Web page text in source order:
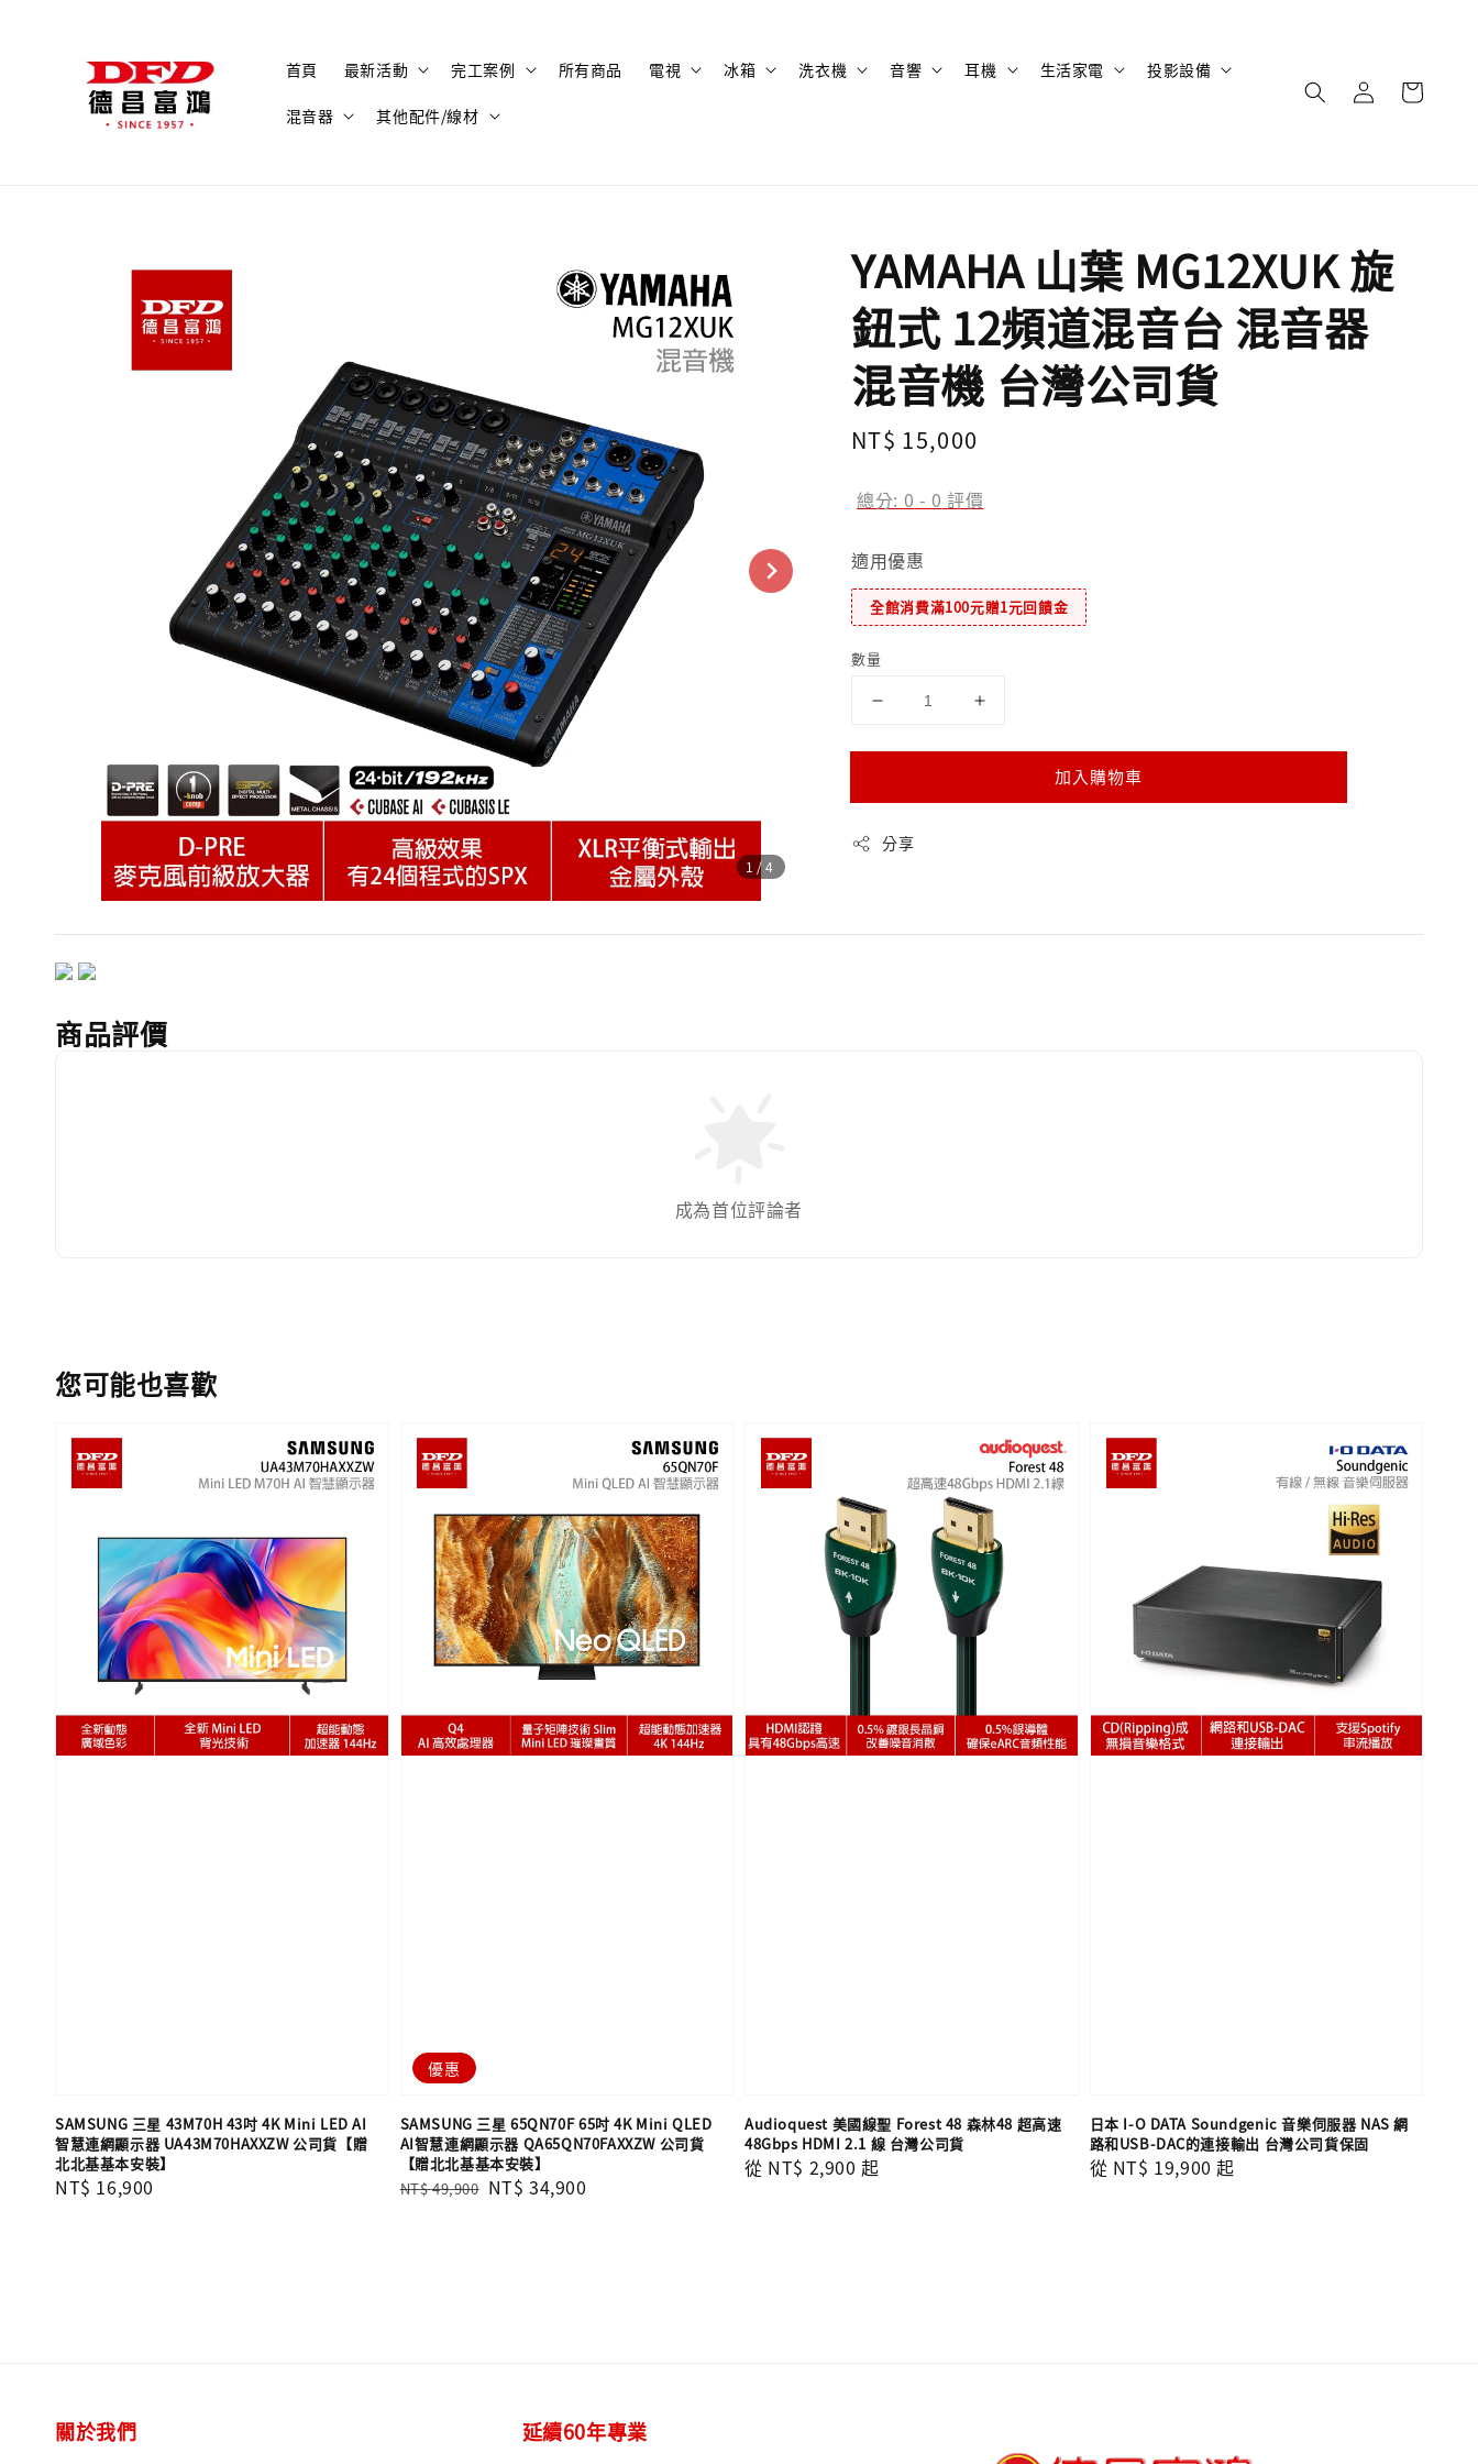
首頁 最新活動 完工案例 所有商品 電視 冰箱 洗衣機 音響 耳機 生活家電 投影設備
混音器 其他配件/線材
1 /4
YAMAHA 山葉 MG12XUK 旋
鈕式 12頻道混音台 混音器
混音機 台灣公司貨
Regular
NT$ 15,000
總分: 0 - 0 評價
適用優惠
全館消費滿100元贈1元回饋金
數量
加入購物車
分享
商品評價
成為首位評論者
您可能也喜歡
SAMSUNG 三星 43M70H 43吋 4K Mini LED AI
智慧連網顯示器 UA43M70HAXXZW 公司貨【贈
北北基基本安裝】
Regular
NT$ 16,900
優惠
SAMSUNG 三星 65QN70F 65吋 4K Mini QLED
AI智慧連網顯示器 QA65QN70FAXXZW 公司貨
【贈北北基基本安裝】
Regular
NT$ 49,900 Sale
NT$ 34,900
Audioquest 美國線聖 Forest 48 森林48 超高速
48Gbps HDMI 2.1 線 台灣公司貨
Regular
從 NT$ 2,900 起
日本 I-O DATA Soundgenic 音樂伺服器 NAS 網
路和USB-DAC的連接輸出 台灣公司貨保固
Regular
從 NT$ 19,900 起
關於我們 延續60年專業